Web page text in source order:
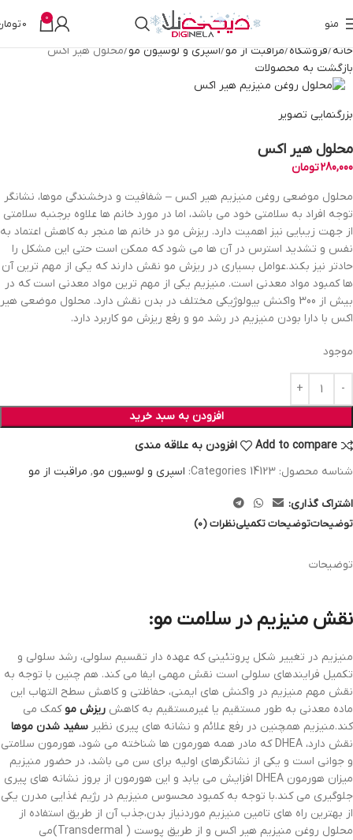
منو 0
0
خانه فروشگاه مراقبت از مو اسپری و لوسیون مو محلول هیر اکس
بازگشت به محصولات
بزرگنمایی تصویر
محلول هیر اکس
280,000تومان
محلول موضعی روغن منیزیم هیر اکس – شفافیت و درخشندگی موها، نشانگر
توجه افراد به سلامتی خود می باشد، اما در مورد خانم ها علاوه برجنبه سلامتی
از جهت زیبایی نیز اهمیت دارد. ریزش مو در خانم ها منجر به کاهش اعتماد به
نفس و تشدید استرس در آن ها می شود که ممکن است حتی این مشکل را
حادتر نیز بکند.عوامل بسیاری در ریزش مو نقش دارند که یکی از مهم ترین آن
ها کمبود مواد معدنی است. منیزیم یکی از مهم ترین مواد معدنی است که در
بیش از 300 واکنش بیولوژیکی مختلف در بدن نقش دارد. محلول موضعی هیر
اکس با دارا بودن منیزیم در رشد مو و رفع ریزش مو کاربرد دارد.
موجود
افزودن به سبد خرید
Add to compare
افزودن به علاقه مندی
شناسه محصول: 14123
Categories: اسپری و لوسیون مو, مراقبت از مو
اشتراک گذاری:
توضیحاتتوضیحات تکمیلینظرات (0)
توضیحات
نقش منیزیم در سلامت مو:
منیزیم در تغییر شکل پروتئینی که عهده دار تقسیم سلولی، رشد سلولی و
تکمیل فرایندهای سلولی است نقش مهمی ایفا می کند. هم چنین با توجه به
نقش مهم منیزیم در واکنش های ایمنی، حفاظتی و کاهش سطح التهاب این
ماده معدنی به طور مستقیم یا غیرمستقیم به کاهش ریزش مو کمک می
کند.منیزیم همچنین در رفع علائم و نشانه های پیری نظیر سفید شدن موها
نقش دارد، DHEA که مادر همه هورمون ها شناخته می شود، هورمون سلامتی
و جوانی است و یکی از نشانگرهای اولیه برای سن می باشد، در حضور منیزیم
میزان هورمون DHEA افزایش می یابد و این هورمون از بروز نشانه های پیری
جلوگیری می کند.با توجه به کمبود محسوس منیزیم در رژیم غذایی مدرن یکی
از بهترین راه های تامین منیزیم موردنیاز بدن،جذب آن از طریق استفاده از
محلول روغن منیزیم هیر اکس و از طریق پوست ( Transdermal)می